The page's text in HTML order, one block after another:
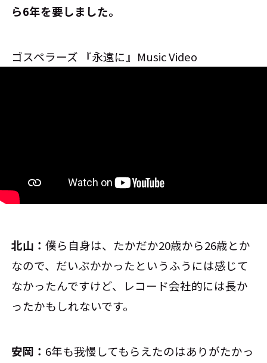
ら6年を要しました。
ゴスペラーズ 『永遠に』Music Video
北山：僕ら自身は、たかだか20歳から26歳とか
なので、だいぶかかったというふうには感じて
なかったんですけど、レコード会社的には長か
ったかもしれないです。
安岡： 6年も我慢してもらえたのはありがたかっ